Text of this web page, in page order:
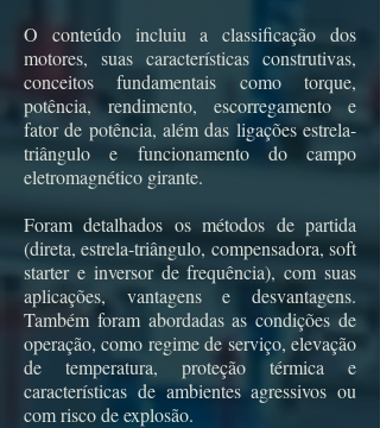
O conteúdo incluiu a classificação dos
motores, suas características construtivas,
conceitos fundamentais como torque,
potência, rendimento, escorregamento e
fator de potência, além das ligações estrela-
triângulo e funcionamento do campo
eletromagnético girante.
Foram detalhados os métodos de partida
(direta, estrela-triângulo, compensadora, soft
starter e inversor de frequência), com suas
aplicações, vantagens e desvantagens.
Também foram abordadas as condições de
operação, como regime de serviço, elevação
de temperatura, proteção térmica e
características de ambientes agressivos ou
com risco de explosão.